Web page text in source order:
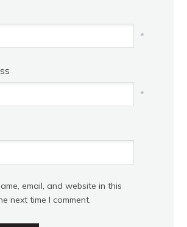
*
*
email, and website in this
next time I comment.